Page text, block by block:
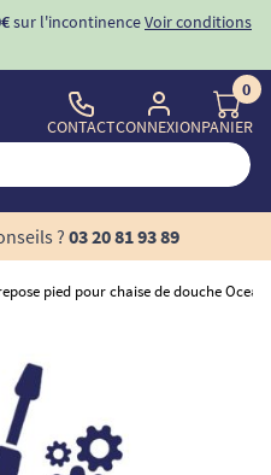
sur l'incontinenceVoir conditions
CONTACTCONNEXION
0
PANIER
? 03 20 81 93 89
pied pour chaise de douche Ocean